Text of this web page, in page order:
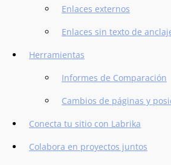
Enlaces externos
Enlaces sin texto de
Herramientas
Informes de Comparación
Cambios de páginas y
Conecta tu sitio con Labrika
Colabora en proyectos juntos